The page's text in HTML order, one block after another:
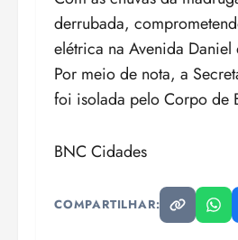
derrubada,
elétrica na Avenida Daniel
Por meio de nota, a
foi isolada pelo Corpo de
BNC Cidades
COMPARTILHAR: